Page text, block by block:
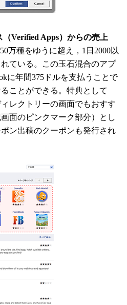
（Verified Apps）からの売上
万種をゆうに超え，1日2000以
ている。この玉石混合のアプ
に年間375ドルを支払うことで
ことができる。特典として
レクトリーの画面でもおすす
面のピンクマーク部分）とし
ン出稿のクーポンも発行され